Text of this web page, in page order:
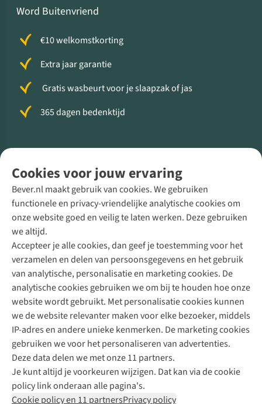
Cookies voor jouw ervaring
Bever.nl maakt gebruik van cookies. We gebruiken
functionele en privacy-vriendelijke analytische cookies om
onze website goed en veilig te laten werken. Deze gebruiken
we altijd.
Accepteer je alle cookies, dan geef je toestemming voor het
verzamelen en delen van persoonsgegevens en het gebruik
van analytische, personalisatie en marketing cookies. De
analytische cookies gebruiken we om bij te houden hoe onze
website wordt gebruikt. Met personalisatie cookies kunnen
we de website relevanter maken voor elke bezoeker, middels
IP-adres en andere unieke kenmerken. De marketing cookies
gebruiken we voor het personaliseren van advertenties.
Deze data delen we met onze 11 partners.
Je kunt altijd je voorkeuren wijzigen. Dat kan via de cookie
policy link onderaan alle pagina's.
Cookie policy en 11 partnersPrivacy policy
Word Buitenvriend
€10 welkomstkorting
Extra jaar garantie
Gratis wasbeurt voor je slaapzak of jas
365 dagen bedenktijd
Direct advies van een Buitenexpert
+31 (0)85 888 50 88
+31 6 12 28 49 80
Contactformulier